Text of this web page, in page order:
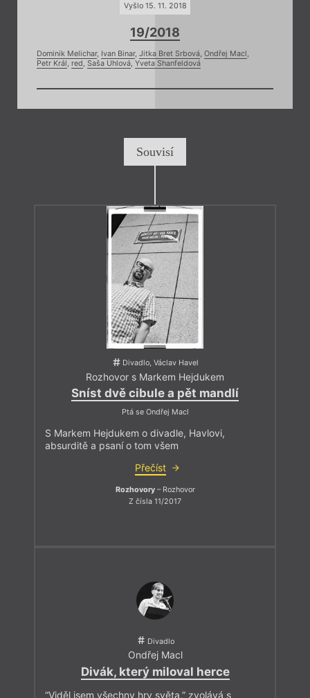
Vyšlo 15. 11. 2018
19/2018
Dominik Melichar, Ivan Binar, Jitka Bret Srbová, Ondřej Macl ,
Petr Král , red , Saša Uhlová, Yveta Shanfeldová
Souvisí
Divadlo, Václav Havel
Rozhovor s Markem Hejdukem
Sníst dvě cibule a pět mandlí
Ptá se Ondřej Macl
S Markem Hejdukem o divadle, Havlovi,
absurditě a psaní o tom všem
Přečíst
Rozhovory– Rozhovor
Z čísla 11/2017
Divadlo
Ondřej Macl
Divák, který miloval herce
“Viděl jsem všechny hry světa,” zvolává s